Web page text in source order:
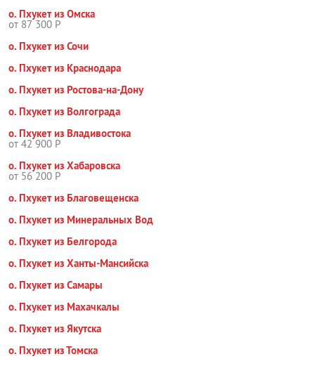
о. Пхукет из Омска
от 87 300 Р
о. Пхукет из Сочи
о. Пхукет из Краснодара
о. Пхукет из Ростова-на-Дону
о. Пхукет из Волгограда
о. Пхукет из Владивостока
от 42 900 Р
о. Пхукет из Хабаровска
от 56 200 Р
о. Пхукет из Благовещенска
о. Пхукет из Минеральных Вод
о. Пхукет из Белгорода
о. Пхукет из Ханты-Мансийска
о. Пхукет из Самары
о. Пхукет из Махачкалы
о. Пхукет из Якутска
о. Пхукет из Томска